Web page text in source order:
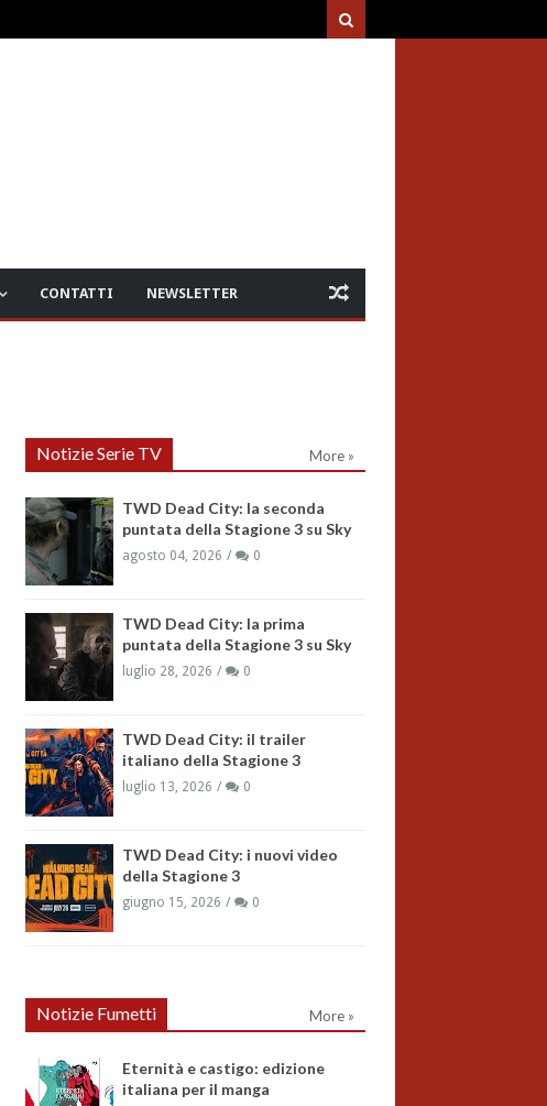
CONTATTI NEWSLETTER
Notizie Serie TV More »
TWD Dead City: la seconda
puntata della Stagione 3 su Sky
agosto 04, 2026 0
TWD Dead City: la prima
puntata della Stagione 3 su Sky
luglio 28, 2026 0
TWD Dead City: il trailer
italiano della Stagione 3
luglio 13, 2026 0
TWD Dead City: i nuovi video
della Stagione 3
giugno 15, 2026 0
Notizie Fumetti More »
Eternità e castigo: edizione
italiana per il manga